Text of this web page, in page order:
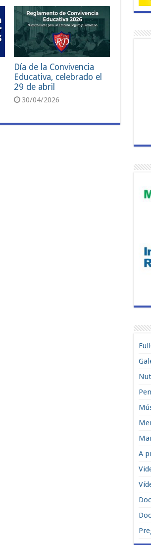
Día de la Convivencia
Educativa, celebrado el
29 de abril
30/04/2026
A